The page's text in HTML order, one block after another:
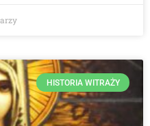
HISTORIA WITRAŻY